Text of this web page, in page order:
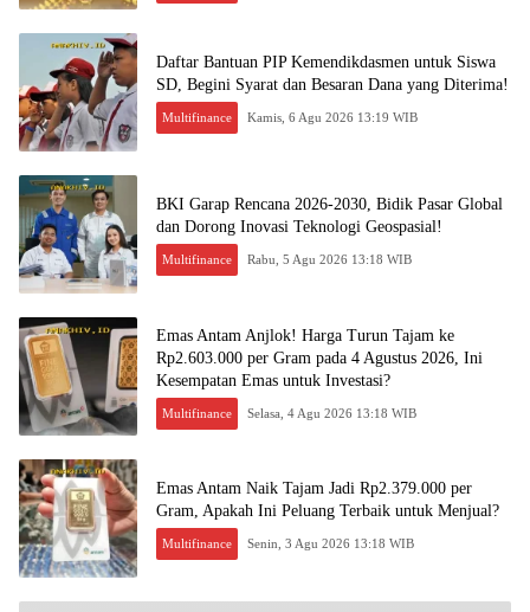
Daftar Bantuan PIP Kemendikdasmen untuk Siswa
SD, Begini Syarat dan Besaran Dana yang Diterima!
Multifinance Kamis, 6 Agu 2026 13:19 WIB
BKI Garap Rencana 2026-2030, Bidik Pasar Global
dan Dorong Inovasi Teknologi Geospasial!
Multifinance Rabu, 5 Agu 2026 13:18 WIB
Emas Antam Anjlok! Harga Turun Tajam ke
Rp2.603.000 per Gram pada 4 Agustus 2026, Ini
Kesempatan Emas untuk Investasi?
Multifinance Selasa, 4 Agu 2026 13:18 WIB
Emas Antam Naik Tajam Jadi Rp2.379.000 per
Gram, Apakah Ini Peluang Terbaik untuk Menjual?
Multifinance Senin, 3 Agu 2026 13:18 WIB